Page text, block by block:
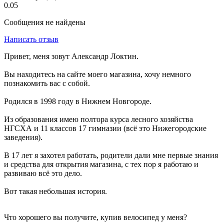
0.05
Сообщения не найдены
Написать отзыв
Привет, меня зовут Александр Локтин.
Вы находитесь на сайте моего магазина, хочу немного
познакомить вас с собой.
Родился в 1998 году в Нижнем Новгороде.
Из образования имею полтора курса лесного хозяйства
НГСХА и 11 классов 17 гимназии (всё это Нижегородские
заведения).
В 17 лет я захотел работать, родители дали мне первые знания
и средства для открытия магазина, с тех пор я работаю и
развиваю всё это дело.
Вот такая небольшая история.
Что хорошего вы получите, купив велосипед у меня?